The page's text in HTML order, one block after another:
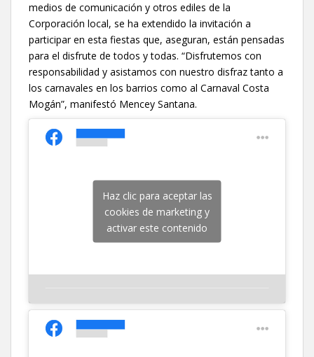
medios de comunicación y otros ediles de la
Corporación local, se ha extendido la invitación a
participar en esta fiestas que, aseguran, están pensadas
para el disfrute de todos y todas. “Disfrutemos con
responsabilidad y asistamos con nuestro disfraz tanto a
los carnavales en los barrios como al Carnaval Costa
Mogán”, manifestó Mencey Santana.
Haz clic para aceptar las
cookies de marketing y
activar este contenido